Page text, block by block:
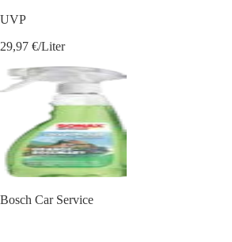
UVP
29,97 €/Liter
Bosch Car Service